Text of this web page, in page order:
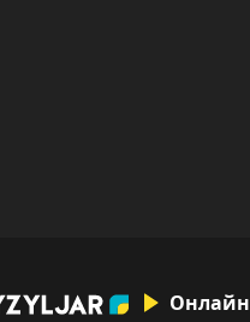
Онлайн